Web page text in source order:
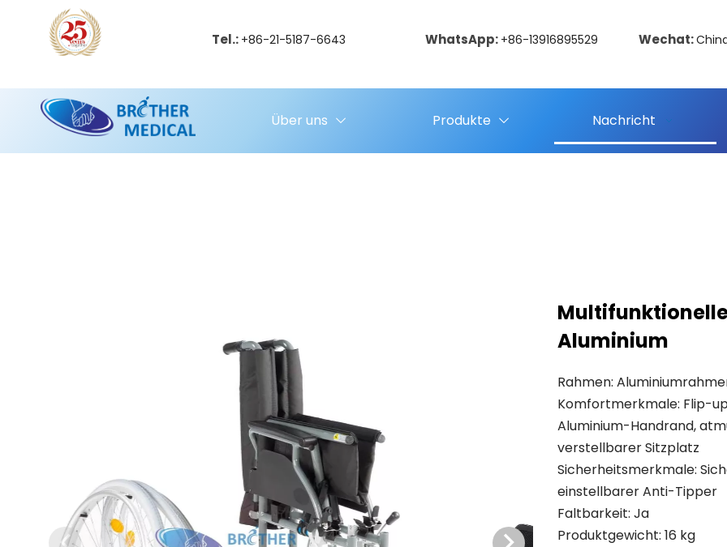
Tel.: +86-21-5187-6643 WhatsApp: +86-13916895529 Wechat:
Über uns Produkte Nachricht
Aluminium
Rahmen:
Komfortmerkmale: Flip-
Aluminium-Handrand,
verstellbarer Sitzplatz
Sicherheitsmerkmale:
einstellbarer Anti-Tipper
Faltbarkeit: Ja
Produktgewicht: 16 kg